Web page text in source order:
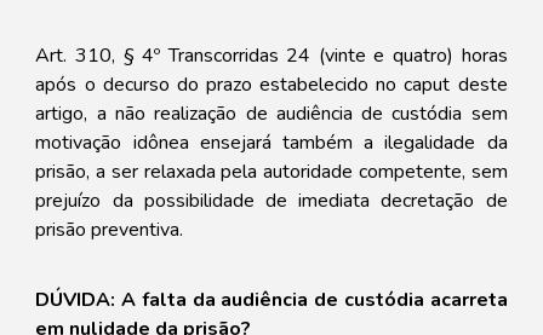
Art. 310, § 4º Transcorridas 24 (vinte e quatro) horas
após o decurso do prazo estabelecido no caput deste
artigo, a não realização de audiência de custódia sem
motivação idônea ensejará também a ilegalidade da
prisão, a ser relaxada pela autoridade competente, sem
prejuízo da possibilidade de imediata decretação de
prisão preventiva.
DÚVIDA: A falta da audiência de custódia acarreta
em nulidade da prisão?